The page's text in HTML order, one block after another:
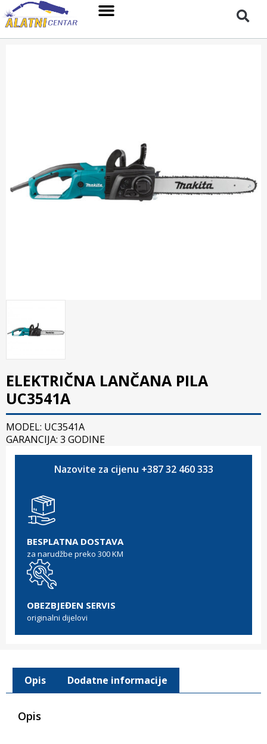
ELEKTRIČNA LANČANA PILA
UC3541A
MODEL: UC3541A
GARANCIJA: 3 GODINE
Nazovite za cijenu +387 32 460 333
BESPLATNA DOSTAVA
za narudžbe preko 300 KM
OBEZBJEĐEN SERVIS
originalni dijelovi
Opis Dodatne informacije
Opis